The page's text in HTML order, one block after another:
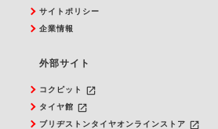
サイトポリシー
企業情報
外部サイト
コクピット launch
タイヤ館 launch
ブリヂストンタイヤオンラインストア launch